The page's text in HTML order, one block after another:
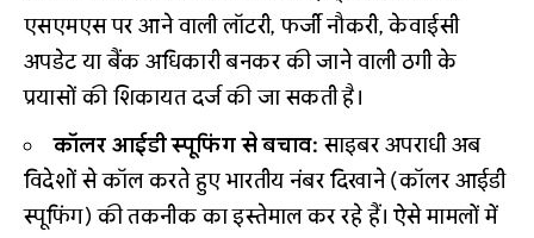
एसएमएस पर आने वाली लॉटरी, फर्जी नौकरी, केवाईसी
अपडेट या बैंक अधिकारी बनकर की जाने वाली ठगी के
प्रयासों की शिकायत दर्ज की जा सकती है।
कॉलर आईडी स्पूफिंग से बचाव: साइबर अपराधी अब
विदेशों से कॉल करते हुए भारतीय नंबर दिखाने (कॉलर आईडी
स्पूफिंग) की तकनीक का इस्तेमाल कर रहे हैं। ऐसे मामलों में